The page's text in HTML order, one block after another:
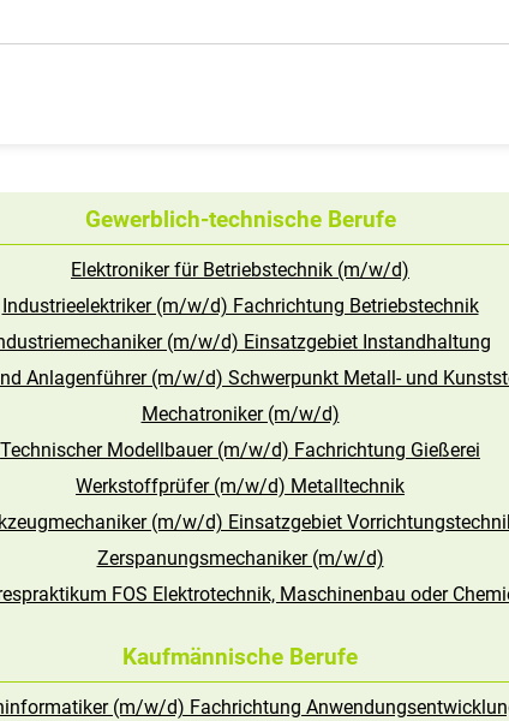
Gewerblich-technische Berufe
Elektroniker für Betriebstechnik (m/w/d)
Industrieelektriker (m/w/d) Fachrichtung Betriebstechnik
(m/w/d) Einsatzgebiet Instandhaltung
Anlagenführer (m/w/d) Schwerpunkt Metall- und
Mechatroniker (m/w/d)
Technischer Modellbauer (m/w/d) Fachrichtung Gießerei
Werkstoffprüfer (m/w/d) Metalltechnik
(m/w/d) Einsatzgebiet
Zerspanungsmechaniker (m/w/d)
FOS Elektrotechnik, Maschinenbau oder
Kaufmännische Berufe
(m/w/d) Fachrichtung